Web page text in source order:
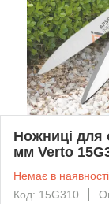
Ножниці для
мм Verto
Немає в наявності
Код: 15G310